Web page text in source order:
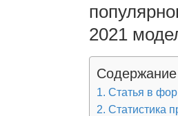
2021
Содержание
Статья в
Статистика